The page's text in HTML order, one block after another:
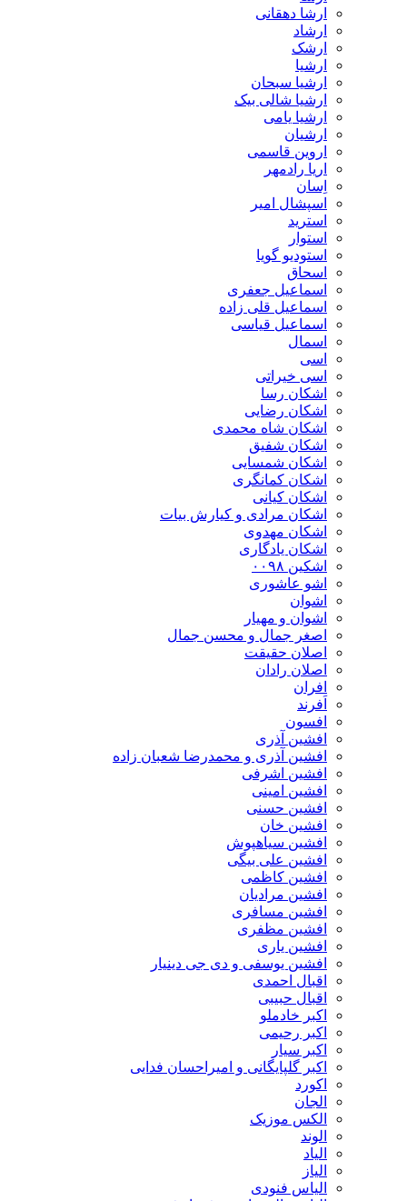
ارشا دهقانی
ارشاد
ارشک
ارشیا
ارشیا سبحان
ارشیا شالی بیک
ارشیا یامی
ارشیان
اروین قاسمی
اریا رادمهر
اِسان
اسپشال امیر
استرید
استوار
استودیو گویا
اسحاق
اسماعیل جعفری
اسماعیل قلی زاده
اسماعیل قیاسی
اسمال
اسی
اسی خیراتی
اشکان رسا
اشکان رضایی
اشکان شاه محمدی
اشکان شفیق
اشکان شمسایی
اشکان‌ کمانگری
اشکان کیانی
اشکان مرادی و کیارش بیات
اشکان مهدوی
اشکان یادگاری
اشکین ۰۰۹۸
اشو عاشوری
اشوان
اشوان و مهیار
اصغر جمال و محسن جمال
اصلان حقیقت
اصلان رادان
افران
اَفرند
افسون
افشین آذری
افشین آذری و محمدرضا شعبان زاده
افشین اشرفی
افشین امینی
افشین حسنی
افشین خان
افشین سیاهپوش
افشین علی بیگی
افشین کاظمی
افشین مرادیان
افشین مسافری
افشین مظفری
افشین یاری
افشین یوسفی و دی جی دینیار
اقبال احمدی
اقبال حبیبی
اکبر خادملو
اکبر رحیمی
اکبر سیار
اکبر گلپایگانی و امیراحسان فدایی
اکورد
الجان
الکس موزیک
الوند
الیاد
الیاز
الیاس فنودی